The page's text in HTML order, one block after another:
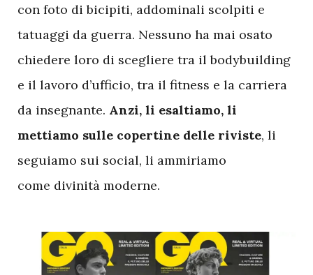
con foto di bicipiti, addominali scolpiti e
tatuaggi da guerra. Nessuno ha mai osato
chiedere loro di scegliere tra il bodybuilding
e il lavoro d’ufficio, tra il fitness e la carriera
da insegnante. Anzi, li esaltiamo, li
mettiamo sulle copertine delle riviste, li
seguiamo sui social, li ammiriamo
come divinità moderne.